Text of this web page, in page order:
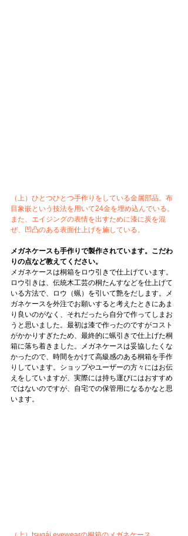
（上）ひとつひとつ手作りをしている金属部品。布
目象嵌という技法を用いて24金を埋め込んでいる。
また、エイジングの表情を出すために漆に炭を混
ぜ、凹凸のある表面仕上げを施している。
メガネケースも手作りで製作されています。こだわ
りの点など教えてください。
メガネケースは桐箱をロウ引きで仕上げています。
ロウ引きは、伝統木工芸の桐たんすなどを仕上げて
いる方法で、ロウ（蝋）を引いて艶をだします。メ
ガネケースを外注でお願いすると考えたときにあま
り良いのがなく、それだったら自分で作ってしまお
うと思いました。最初は漆で作ったのですがコスト
がかかりすぎたため、最終的に蝋引きで仕上げた桐
箱に落ち着きました。メガネケースは妥協したくな
かったので、時間をかけて高級感のある桐箱を手作
りしています。ショップやユーザーの方々にはお伝
えをしていますが、実際には持ち運びにはおすすめ
ではないのですが、自宅での保管用になるかなと思
います。